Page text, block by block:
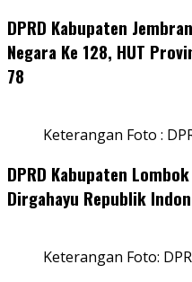
DPRD Kabupaten
Negara Ke 128, HUT
78
Keterangan Foto :
DPRD Kabupaten
Dirgahayu Republik
Keterangan Foto: